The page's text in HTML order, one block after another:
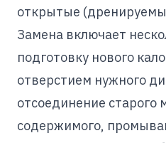
открытые
Замена включает
подготовку нового
отверстием нужного
отсоединение
содержимого,